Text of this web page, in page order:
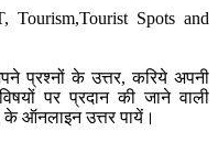
Tourism,Tourist Spots and
प्रश्नों के उत्तर, करिये अपनी
विषयों पर प्रदान की जाने वाली
ऑनलाइन उत्तर पायें।